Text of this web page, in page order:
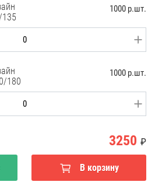
1000 р.шт.
180
1000 р.шт.
3250 ₽
В корзину